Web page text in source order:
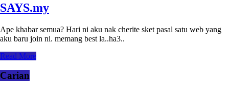
SAYS.my
Ape khabar semua? Hari ni aku nak cherite sket pasal satu web yang
aku baru join ni. memang best la..ha3..
Read More
Carian